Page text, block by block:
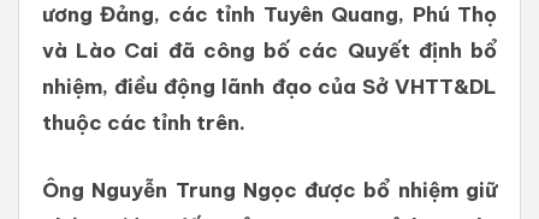
ương Đảng, các tỉnh Tuyên Quang, Phú Thọ
và Lào Cai đã công bố các Quyết định bổ
nhiệm, điều động lãnh đạo của Sở VHTT&DL
thuộc các tỉnh trên.
Ông Nguyễn Trung Ngọc được bổ nhiệm giữ